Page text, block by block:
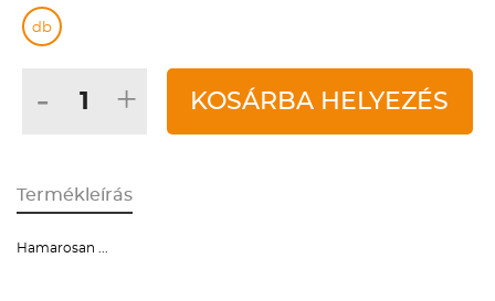
db
- + KOSÁRBA HELYEZÉS
Termékleírás
Hamarosan ...